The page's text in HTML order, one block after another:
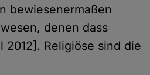
bewiesenermaßen
denen dass
Religiöse sind die